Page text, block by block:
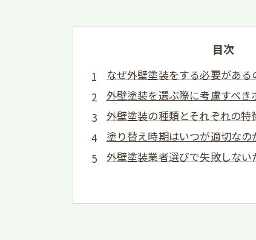
目次
なぜ外壁塗装をする必要がある
外壁塗装を選ぶ際に考慮すべき
外壁塗装の種類とそれぞれの特
塗り替え時期はいつが適切なの
外壁塗装業者選びで失敗しない